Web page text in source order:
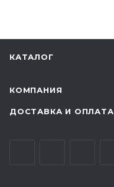
КАТАЛОГ
КОМПАНИЯ
ДОСТАВКА И ОПЛАТА